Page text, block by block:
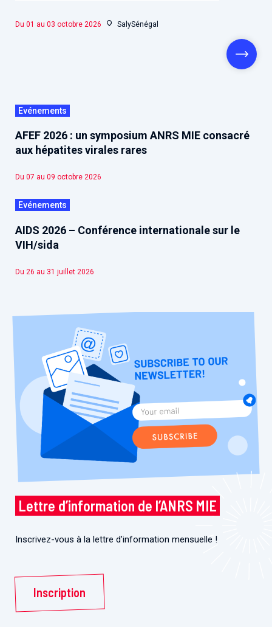
Du 01 au 03 octobre 2026 SalySénégal
Evénements
AFEF 2026 : un symposium ANRS MIE consacré
aux hépatites virales rares
Du 07 au 09 octobre 2026
Evénements
AIDS 2026 – Conférence internationale sur le
VIH/sida
Du 26 au 31 juillet 2026
Lettre d’information de l’ANRS MIE
Inscrivez-vous à la lettre d’information mensuelle !
Inscription